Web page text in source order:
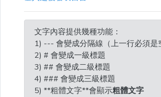
文字內容提供幾種功能：
1) --- 會變成分隔線（上一行必須是
2) # 會變成一級標題
3) ## 會變成二級標題
4) ### 會變成三級標題
5) **粗體文字**會顯示粗體文字